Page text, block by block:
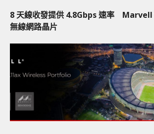
8 天線收發提供 4.8Gbps 速率 Marvell
無線網路晶片